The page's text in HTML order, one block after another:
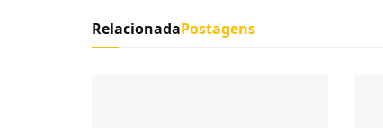
RelacionadaPostagens